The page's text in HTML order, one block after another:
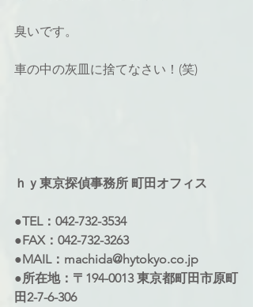
臭いです。
車の中の灰皿に捨てなさい！(笑)
ｈｙ東京探偵事務所 町田オフィス
●TEL：042-732-3534
●FAX：042-732-3263
●MAIL：machida@hytokyo.co.jp
●所在地：〒194-0013 東京都町田市原町
田2-7-6-306